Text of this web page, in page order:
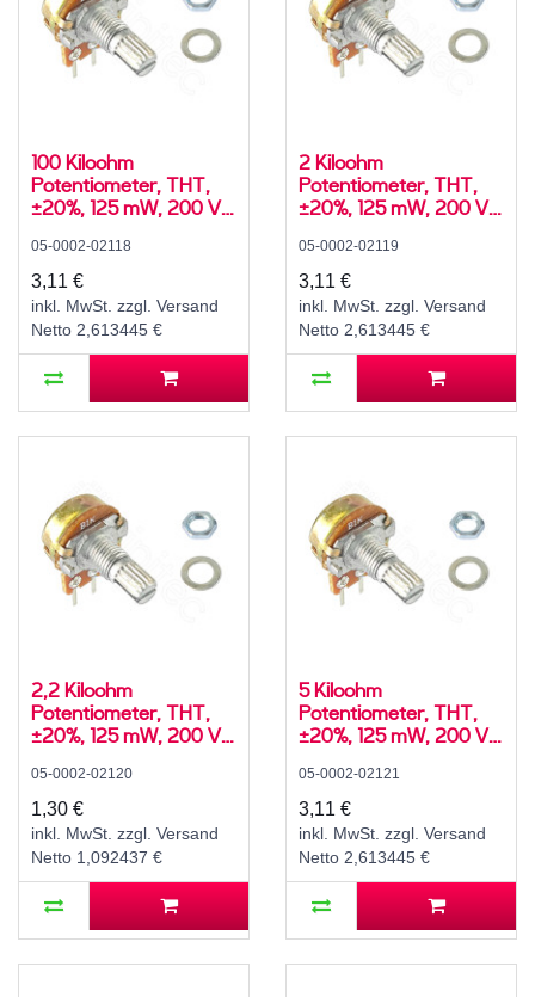
100 Kiloohm
Potentiometer, THT,
±20%, 125 mW, 200 V,
Achs-⌀ 6 mm, L 15 mm,
WH148 / R16148
05-0002-02118
3,11 €
inkl. MwSt. zzgl. Versand
Netto 2,613445 €
2 Kiloohm
Potentiometer, THT,
±20%, 125 mW, 200 V,
Achs-⌀ 6 mm, L 15 mm,
WH148 / R16148
05-0002-02119
3,11 €
inkl. MwSt. zzgl. Versand
Netto 2,613445 €
2,2 Kiloohm
Potentiometer, THT,
±20%, 125 mW, 200 V,
Achs-⌀ 6 mm, L 15 mm,
WH148 / R16148
05-0002-02120
1,30 €
inkl. MwSt. zzgl. Versand
Netto 1,092437 €
5 Kiloohm
Potentiometer, THT,
±20%, 125 mW, 200 V,
Achs-⌀ 6 mm, L 15 mm,
WH148 / R16148
05-0002-02121
3,11 €
inkl. MwSt. zzgl. Versand
Netto 2,613445 €